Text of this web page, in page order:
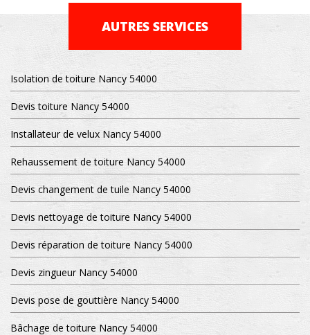
AUTRES SERVICES
Isolation de toiture Nancy 54000
Devis toiture Nancy 54000
Installateur de velux Nancy 54000
Rehaussement de toiture Nancy 54000
Devis changement de tuile Nancy 54000
Devis nettoyage de toiture Nancy 54000
Devis réparation de toiture Nancy 54000
Devis zingueur Nancy 54000
Devis pose de gouttière Nancy 54000
Bâchage de toiture Nancy 54000